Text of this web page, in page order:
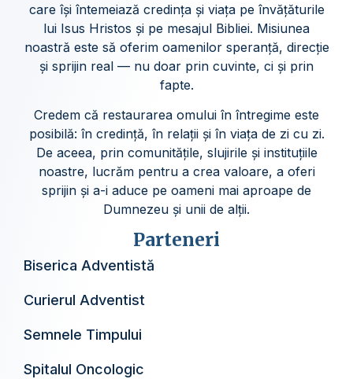
care își întemeiază credința și viața pe învățăturile
lui Isus Hristos și pe mesajul Bibliei. Misiunea
noastră este să oferim oamenilor speranță, direcție
și sprijin real — nu doar prin cuvinte, ci și prin
fapte.
Credem că restaurarea omului în întregime este
posibilă: în credință, în relații și în viața de zi cu zi.
De aceea, prin comunitățile, slujirile și instituțiile
noastre, lucrăm pentru a crea valoare, a oferi
sprijin și a-i aduce pe oameni mai aproape de
Dumnezeu și unii de alții.
Parteneri
Biserica Adventistă
Curierul Adventist
Semnele Timpului
Spitalul Oncologic